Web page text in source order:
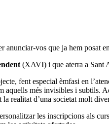
anunciar-vos que ja hem posat
(XAVI) i que aterra a Sant
fent especial èmfasi en
aquells més invisibles i subtils.
realitat d’una societat molt
les inscripcions als